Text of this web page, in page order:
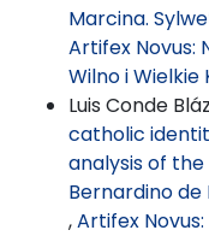
Marcina.
Artifex Novus:
Wilno i Wielkie
Luis Conde
catholic
analysis of
Bernardino de
,Artifex